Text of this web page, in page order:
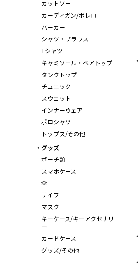
カットソー
カーディガン/ボレロ
パーカー
シャツ・ブラウス
Tシャツ
キャミソール・ベアトップ
タンクトップ
チュニック
スウェット
インナーウェア
ポロシャツ
トップス/その他
グッズ
ポーチ類
スマホケース
傘
サイフ
マスク
キーケース/キーアクセサリ
ー
カードケース
グッズ/その他